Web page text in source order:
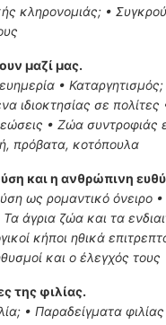
κληρονομιάς; •
μαζί μας.
•
ιδιοκτησίας σε πολίτες
• Ζώα συντροφιάς
πρόβατα, κοτόπουλα
και η ανθρώπινη
ως ρομαντικό όνειρο
άγρια ζώα και τα
κήποι ηθικά
και ο έλεγχός τους
της φιλίας.
• Παραδείγματα